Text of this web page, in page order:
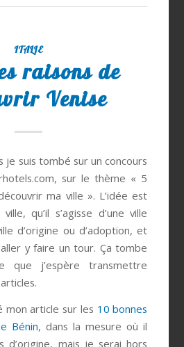
ITALIE
raisons de
Venise
je suis tombé sur un concours
sur le thème « 5
ma ville ». L’idée est
qu’il s’agisse d’une ville
d’origine ou d’adoption, et
y faire un tour. Ça tombe
que j’espère transmettre
mon article sur les 10 bonnes
Bénin, dans la mesure où il
d’origine, mais je serai hors